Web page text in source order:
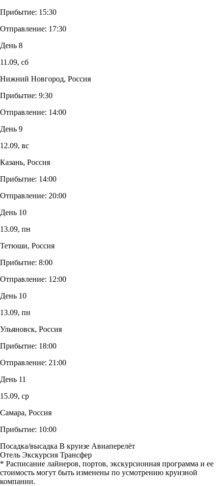
Прибытие: 15:30
Отправление: 17:30
День 8
11.09, сб
Нижний Новгород, Россия
Прибытие: 9:30
Отправление: 14:00
День 9
12.09, вс
Казань, Россия
Прибытие: 14:00
Отправление: 20:00
День 10
13.09, пн
Тетюши, Россия
Прибытие: 8:00
Отправление: 12:00
День 10
13.09, пн
Ульяновск, Россия
Прибытие: 18:00
Отправление: 21:00
День 11
15.09, ср
Самара, Россия
Прибытие: 10:00
Посадка/высадка В круизе Авиаперелёт
Отель Экскурсия Трансфер
* Расписание лайнеров, портов, экскурсионная программа и ее
стоимость могут быть изменены по усмотрению круизной
компании.